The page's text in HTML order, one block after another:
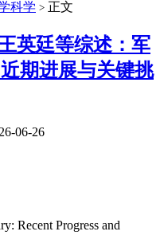
科学 > 正文
英廷等综述：军
期进展与关键挑
06-26
Recent Progress and